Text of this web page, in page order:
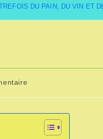
DU PAIN, DU VIN ET